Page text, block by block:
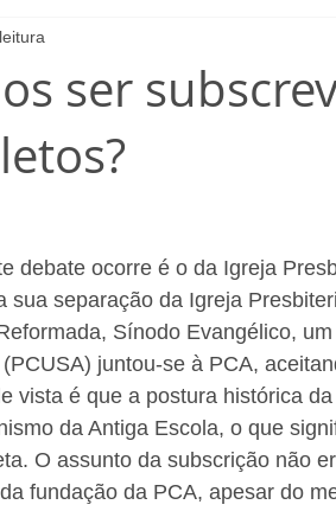
Salmos Pastoral
ser
debate ocorre é o da Igreja
separação da Igreja
Sínodo Evangélico,
juntou-se à PCA,
vista é que a postura histórica
da Antiga Escola, o que
O assunto da subscrição não
fundação da PCA, apesar do